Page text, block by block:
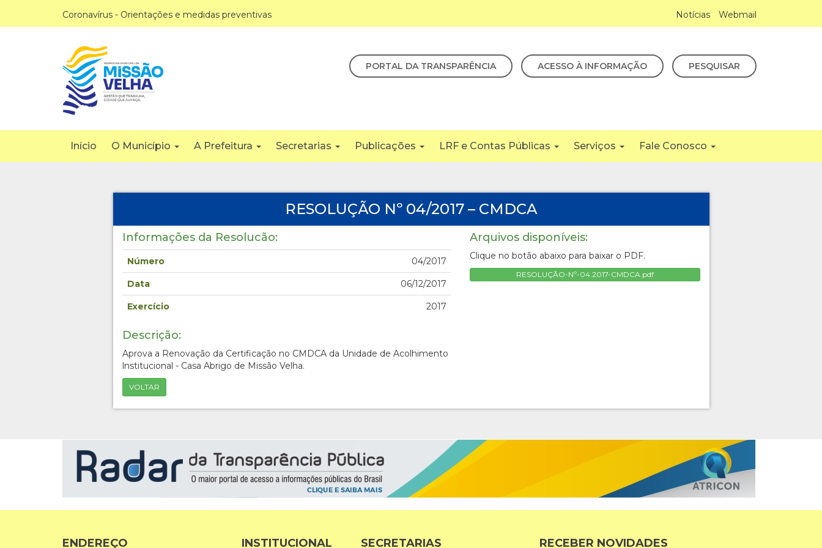
Coronavírus - Orientações e medidas preventivas Notícias Webmail
PORTAL DA TRANSPARÊNCIA ACESSO À INFORMAÇÃO PESQUISAR
Início O Município A Prefeitura Secretarias Publicações LRF e Contas Públicas Serviços Fale Conosco
RESOLUÇÃO Nº 04/2017 – CMDCA
Informações da Resolucão:
Número 04/2017
Data 06/12/2017
Exercício 2017
Descrição:
Aprova a Renovação da Certificação no CMDCA da Unidade de Acolhimento
lnstitucional - Casa Abrigo de Missão Velha.
VOLTAR
Arquivos disponíveis:
Clique no botão abaixo para baixar o PDF.
RESOLUÇÃO-Nº-04.2017-CMDCA.pdf
ENDEREÇO INSTITUCIONAL SECRETARIAS RECEBER NOVIDADES